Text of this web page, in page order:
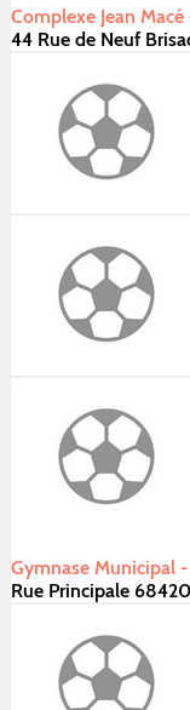
Complexe Jean
44 Rue de Neuf
Gymnase Municipal
Rue Principale